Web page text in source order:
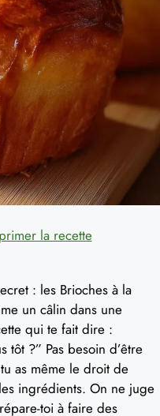
la recette
: les Brioches à la
un câlin dans une
qui te fait dire :
tôt ?” Pas besoin d’être
as même le droit de
ingrédients. On ne juge
toi à faire des